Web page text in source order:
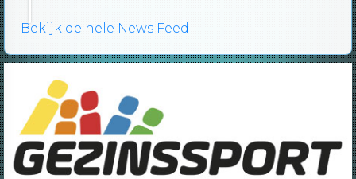
Bekijk de hele News Feed